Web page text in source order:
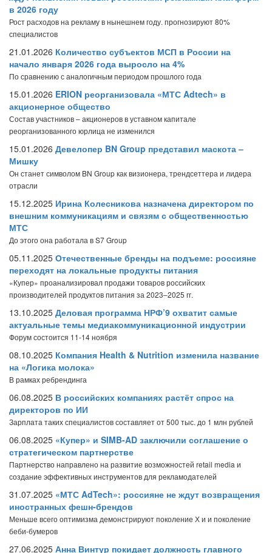
в 2026 году
Рост расходов на рекламу в нынешнем году. прогнозируют 80%
специалистов
21.01.2026 Количество субъектов МСП в России на
начало января 2026 года выросло на 4%
По сравнению с аналогичным периодом прошлого года
15.01.2026 ERION реорганизовала «МТС Adtech» в
акционерное общество
Состав участников – акционеров в уставном капитале
реорганизованного юрлица не изменился
15.01.2026 Девелопер BN Group представил маскота –
Мишку
Он станет символом BN Group как визионера, трендсеттера и лидера
отрасли
15.12.2025 Ирина Колесникова назначена директором по
внешним коммуникациям и связям с общественностью
МТС
До этого она работала в S7 Group
05.11.2025 Отечественные бренды на подъеме: россияне
переходят на локальные продукты питания
«Купер» проанализировал продажи товаров российских
производителей продуктов питания за 2023–2025 гг.
13.10.2025 Деловая программа НРФ’9 охватит самые
актуальные темы медиакоммуникационной индустрии
Форум состоится 11-14 ноября
08.10.2025 Компания Health & Nutrition изменила название
на «Логика молока»
В рамках ребрендинга
06.08.2025 В российских компаниях растёт спрос на
директоров по ИИ
Зарплата таких специалистов составляет от 500 тыс. до 1 млн рублей
06.08.2025 «Купер» и SIMB-AD заключили соглашение о
стратегическом партнерстве
Партнерство направлено на развитие возможностей retail media и
создание эффективных инструментов для рекламодателей
31.07.2025 «МТС AdTech»: россияне не ждут возвращения
иностранных фешн-брендов
Меньше всего оптимизма демонстрируют поколение Х и и поколение
беби-бумеров
27.06.2025 Анна Винтур покидает должность главного